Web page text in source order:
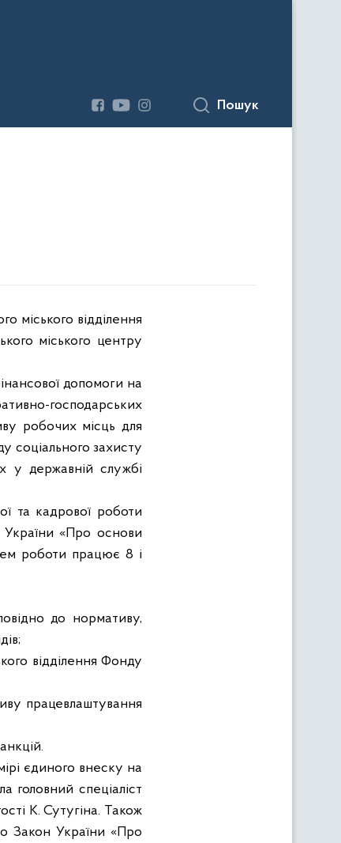
Пошук
міського відділення
міського центру
допомоги на
господарських
робочих місць для
соціального захисту
у державній службі
та кадрової роботи
«Про основи
роботи працює 8 і
до нормативу,
відділення Фонду
працевлаштування
єдиного внеску на
головний спеціаліст
К. Сутугіна. Також
Закон України «Про